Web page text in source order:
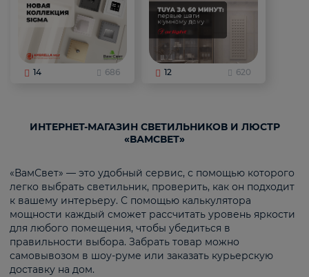
14 686 12 620
ИНТЕРНЕТ-МАГАЗИН СВЕТИЛЬНИКОВ И ЛЮСТР
«ВАМСВЕТ»
«ВамСвет» — это удобный сервис, с помощью которого
легко выбрать светильник, проверить, как он подходит
к вашему интерьеру. С помощью калькулятора
мощности каждый сможет рассчитать уровень яркости
для любого помещения, чтобы убедиться в
правильности выбора. Забрать товар можно
самовывозом в шоу-руме или заказать курьерскую
доставку на дом.